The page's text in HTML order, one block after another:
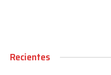
Recientes